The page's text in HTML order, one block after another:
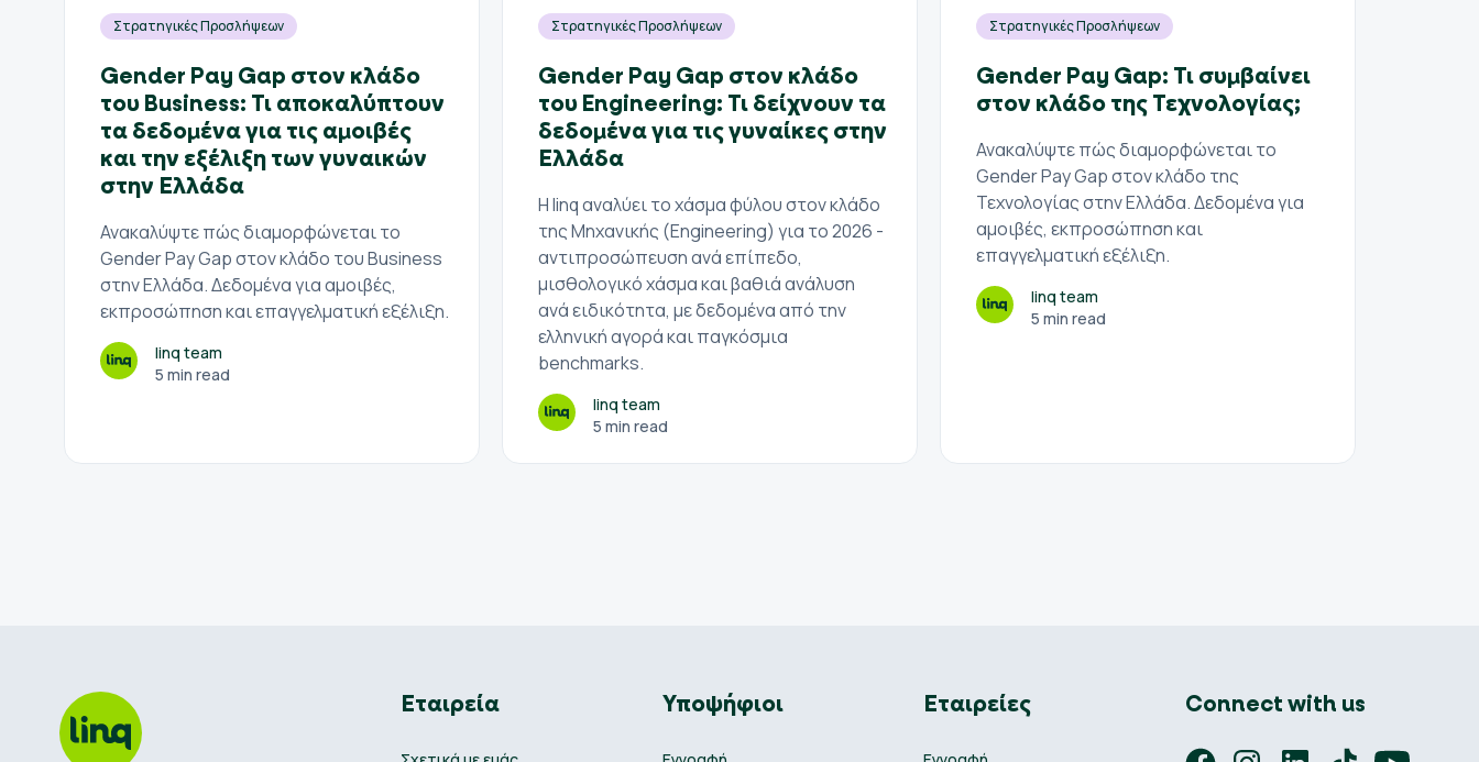
Στρατηγικές Προσλήψεων
Gender Pay Gap στον κλάδο
του Business: Τι αποκαλύπτουν
τα δεδομένα για τις αμοιβές
και την εξέλιξη των γυναικών
στην Ελλάδα
Ανακαλύψτε πώς διαμορφώνεται το
Gender Pay Gap στον κλάδο του Business
στην Ελλάδα. Δεδομένα για αμοιβές,
εκπροσώπηση και επαγγελματική εξέλιξη.
linq team
5 min read
Στρατηγικές Προσλήψεων
Gender Pay Gap στον κλάδο
του Engineering: Τι δείχνουν τα
δεδομένα για τις γυναίκες στην
Ελλάδα
Η linq αναλύει το χάσμα φύλου στον κλάδο
της Μηχανικής (Engineering) για το 2026 -
αντιπροσώπευση ανά επίπεδο,
μισθολογικό χάσμα και βαθιά ανάλυση
ανά ειδικότητα, με δεδομένα από την
ελληνική αγορά και παγκόσμια
benchmarks.
linq team
5 min read
Στρατηγικές Προσλήψεων
Gender Pay Gap: Τι συμβαίνει
στον κλάδο της Τεχνολογίας;
Ανακαλύψτε πώς διαμορφώνεται το
Gender Pay Gap στον κλάδο της
Τεχνολογίας στην Ελλάδα. Δεδομένα για
αμοιβές, εκπροσώπηση και
επαγγελματική εξέλιξη.
linq team
5 min read
Εταιρεία Υποψήφιοι Εταιρείες Connect with us